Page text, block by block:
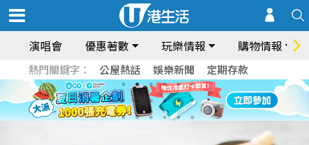
演唱會 優惠著數 玩樂情報 購物情報
熱門關鍵字： 公屋熱話 娛樂新聞 定期存款